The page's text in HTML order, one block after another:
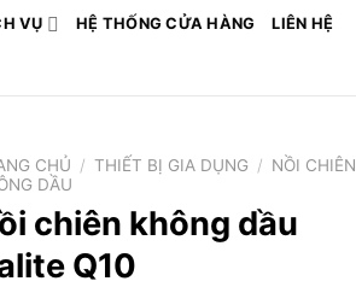
VỤ HỆ THỐNG CỬA HÀNG LIÊN HỆ
CHỦ / THIẾT BỊ GIA DỤNG / NỒI CHIÊN
DẦU
chiên không dầu
Q10